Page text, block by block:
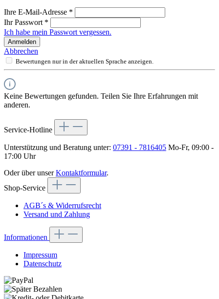
Ihre E-Mail-Adresse *
Ihr Passwort *
Ich habe mein Passwort vergessen.
Anmelden
Abbrechen
Bewertungen nur in der aktuellen Sprache anzeigen.
Keine Bewertungen gefunden. Teilen Sie Ihre Erfahrungen mit
anderen.
Service-Hotline
Unterstützung und Beratung unter: 07391 - 7816405 Mo-Fr, 09:00 -
17:00 Uhr
Oder über unserKontaktformular.
Shop-Service
AGB´s & Widerrufsrecht
Versand und Zahlung
Informationen
Impressum
Datenschutz